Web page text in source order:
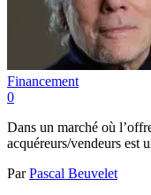
Financement
0
Dans un marché où
acquéreurs/vendeurs est
ParPascal Beuvelet